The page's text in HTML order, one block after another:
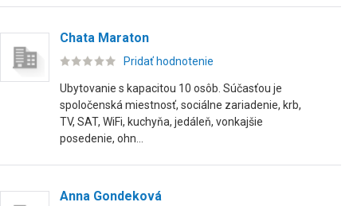
Chata Maraton
Pridať hodnotenie
Ubytovanie s kapacitou 10 osôb. Súčasťou je
spoločenská miestnosť, sociálne zariadenie, krb,
TV, SAT, WiFi, kuchyňa, jedáleň, vonkajšie
posedenie, ohn...
Anna Gondeková